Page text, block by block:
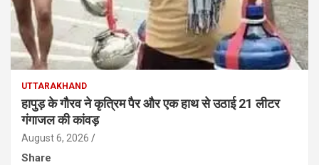
UTTARAKHAND
हापुड़ के गौरव ने कृत्रिम पैर और एक हाथ से उठाई 21 लीटर
गंगाजल की कांवड़
August 6, 2026
Share